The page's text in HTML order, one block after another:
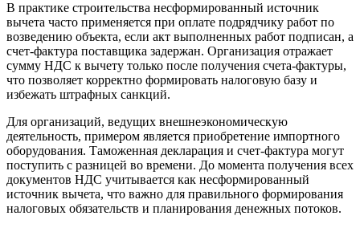
В практике строительства несформированный источник
вычета часто применяется при оплате подрядчику работ по
возведению объекта, если акт выполненных работ подписан, а
счет-фактура поставщика задержан. Организация отражает
сумму НДС к вычету только после получения счета-фактуры,
что позволяет корректно формировать налоговую базу и
избежать штрафных санкций.
Для организаций, ведущих внешнеэкономическую
деятельность, примером является приобретение импортного
оборудования. Таможенная декларация и счет-фактура могут
поступить с разницей во времени. До момента получения всех
документов НДС учитывается как несформированный
источник вычета, что важно для правильного формирования
налоговых обязательств и планирования денежных потоков.